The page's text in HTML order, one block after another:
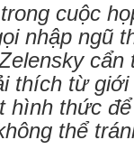
cuộc
nhập ngũ
thích từ
hình thức
thể